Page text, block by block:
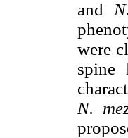
and
were
spine
N.